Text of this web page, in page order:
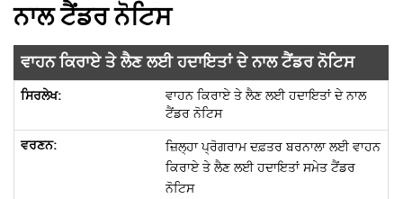
ਨਾਲ ਟੈਂਡਰ ਨੋਟਿਸ
ਵਾਹਨ ਕਿਰਾਏ ਤੇ ਲੈਣ ਲਈ ਹਦਾਇਤਾਂ ਦੇ ਨਾਲ ਟੈਂਡਰ ਨੋਟਿਸ
ਵਾਹਨ ਕਿਰਾਏ ਤੇ ਲੈਣ ਲਈ ਹਦਾਇਤਾਂ ਦੇ ਨਾਲ
ਟੈਂਡਰ ਨੋਟਿਸ
ਜ਼ਿਲ੍ਹਾ ਪ੍ਰੋਗਰਾਮ ਦਫ਼ਤਰ ਬਰਨਾਲਾ ਲਈ ਵਾਹਨ
ਕਿਰਾਏ ਤੇ ਲੈਣ ਲਈ ਹਦਾਇਤਾਂ ਸਮੇਤ ਟੈਂਡਰ
ਨੋਟਿਸ